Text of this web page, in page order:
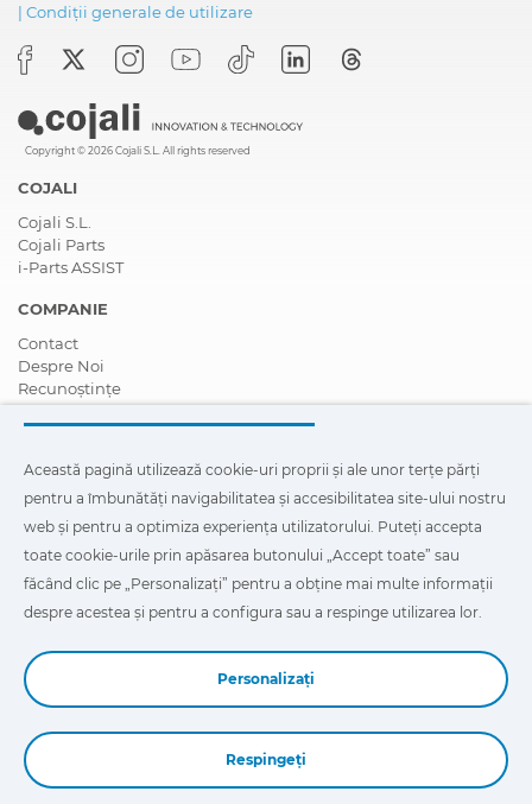
| Condiții generale de utilizare
Copyright © 2026 Cojali S.L. All rights reserved
COJALI
Cojali S.L.
Cojali Parts
i-Parts ASSIST
COMPANIE
Contact
Despre Noi
Recunoștințe
Certificări
Responsabilitate Socială Corporativă
Știri
Videoclipuri
FAQ - Întrebări Frecvente
Această pagină utilizează cookie-uri proprii și ale unor terțe
părți pentru a îmbunătăți navigabilitatea și accesibilitatea site-
ului nostru web și pentru a optimiza experiența utilizatorului.
acestea și pentru a configura sau a respinge utilizarea lor.
Această pagină utilizează cookie-uri proprii și ale unor terțe părți
pentru a îmbunătăți navigabilitatea și accesibilitatea site-ului nostru
web și pentru a optimiza experiența utilizatorului. Puteți accepta
toate cookie-urile prin apăsarea butonului „Accept toate” sau
făcând clic pe „Personalizați” pentru a obține mai multe informații
despre acestea și pentru a configura sau a respinge utilizarea lor.
Personalizați
Respingeți